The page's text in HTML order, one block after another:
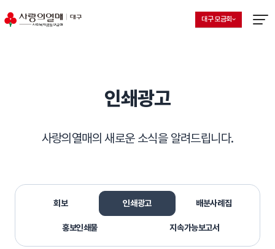
지회 선택 목록 열기
현재 선택된 지회
대구 모금회
인쇄광고
사랑의열매의 새로운 소식을 알려드립니다.
회보 인쇄광고 배분사례집
홍보인쇄물 지속가능보고서